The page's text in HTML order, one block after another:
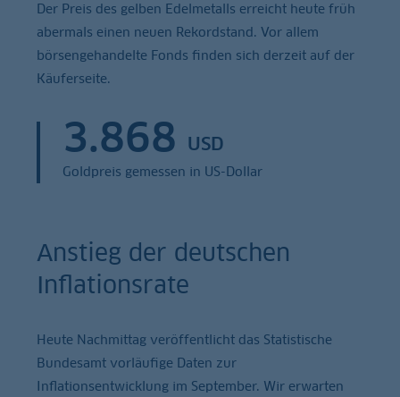
Der Preis des gelben Edelmetalls erreicht heute früh
abermals einen neuen Rekordstand. Vor allem
börsengehandelte Fonds finden sich derzeit auf der
Käuferseite.
3.868 USD
Goldpreis gemessen in US-Dollar
Anstieg der deutschen
Inflationsrate
Heute Nachmittag veröffentlicht das Statistische
Bundesamt vorläufige Daten zur
Inflationsentwicklung im September. Wir erwarten